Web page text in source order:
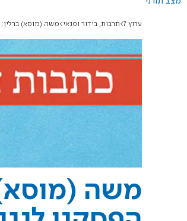
ערוץ 7 תרבות, בידור ופנאי משה (מוסא) ברלין:
משה (מוסא)